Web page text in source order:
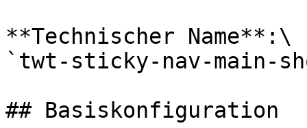
**Technischer Name**:\
`twt-sticky-nav-main-
## Basiskonfiguration